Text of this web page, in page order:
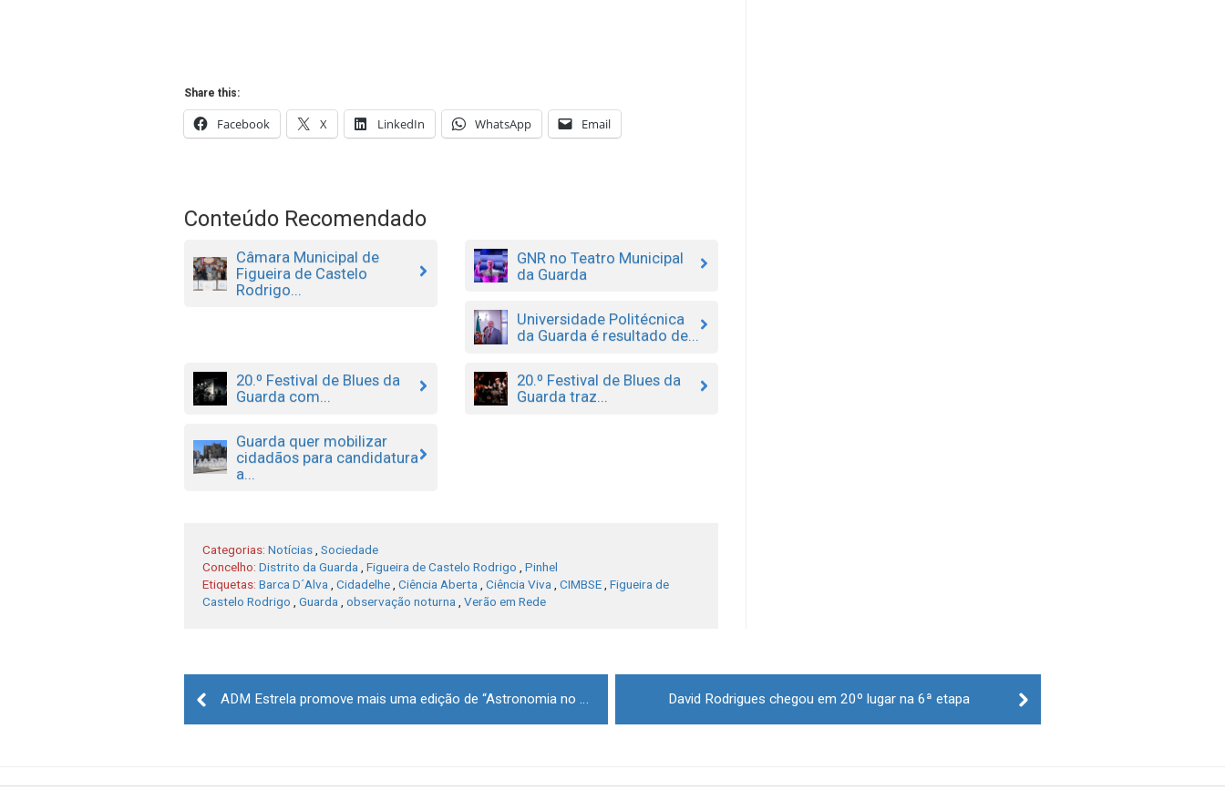
Share this:
Facebook X LinkedIn WhatsApp Email
Conteúdo Recomendado
Câmara Municipal de
Figueira de Castelo
Rodrigo...
GNR no Teatro Municipal
da Guarda
Universidade Politécnica
da Guarda é resultado de...
20.º Festival de Blues da
Guarda com...
20.º Festival de Blues da
Guarda traz...
Guarda quer mobilizar
cidadãos para candidatura
a...
Categorias: Notícias Sociedade
Concelho: Distrito da Guarda Figueira de Castelo Rodrigo
Pinhel
Etiquetas: Barca D´Alva Cidadelhe Ciência Aberta Ciência Viva CIMBSE Figueira de
Castelo Rodrigo
Guarda observação noturna Verão em Rede
navigation
ADM Estrela promove mais uma edição de “Astronomia no Verão” na região David Rodrigues chegou em 20º lugar na 6ª etapa